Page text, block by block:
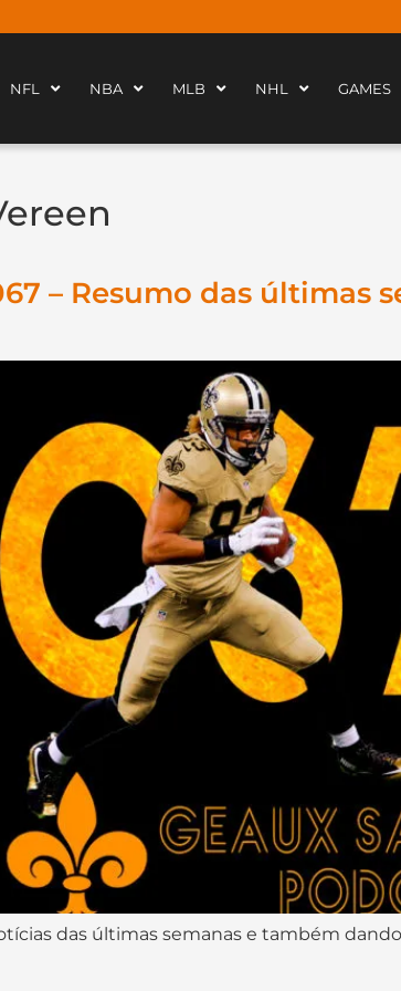
NFL NBA MLB NHL GAMES
– Resumo das últimas
das últimas semanas e também